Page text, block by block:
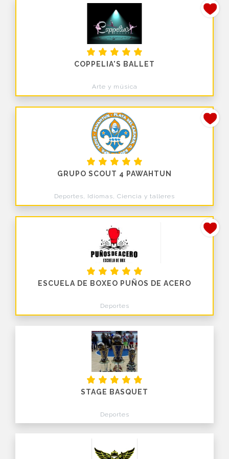
COPPELIA'S BALLET
Arte y música
GRUPO SCOUT 4 PAWAHTUN
Deportes, Idiomas, Ciencia y talleres
ESCUELA DE BOXEO PUÑOS DE ACERO
Deportes
STAGE BASQUET
Deportes